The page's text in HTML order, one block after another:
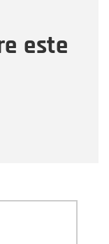
este